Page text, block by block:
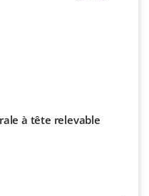
à tête relevable